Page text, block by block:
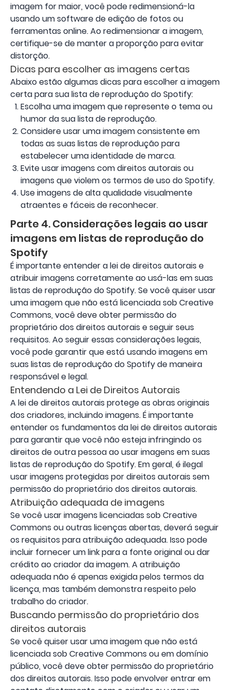
imagem for maior, você pode redimensioná-la
usando um software de edição de fotos ou
ferramentas online. Ao redimensionar a imagem,
certifique-se de manter a proporção para evitar
distorção.
Dicas para escolher as imagens certas
Abaixo estão algumas dicas para escolher a imagem
certa para sua lista de reprodução do Spotify:
Escolha uma imagem que represente o tema ou
humor da sua lista de reprodução.
Considere usar uma imagem consistente em
todas as suas listas de reprodução para
estabelecer uma identidade de marca.
Evite usar imagens com direitos autorais ou
imagens que violem os termos de uso do Spotify.
Use imagens de alta qualidade visualmente
atraentes e fáceis de reconhecer.
Parte 4. Considerações legais ao usar
imagens em listas de reprodução do
Spotify
É importante entender a lei de direitos autorais e
atribuir imagens corretamente ao usá-las em suas
listas de reprodução do Spotify. Se você quiser usar
uma imagem que não está licenciada sob Creative
Commons, você deve obter permissão do
proprietário dos direitos autorais e seguir seus
requisitos. Ao seguir essas considerações legais,
você pode garantir que está usando imagens em
suas listas de reprodução do Spotify de maneira
responsável e legal.
Entendendo a Lei de Direitos Autorais
A lei de direitos autorais protege as obras originais
dos criadores, incluindo imagens. É importante
entender os fundamentos da lei de direitos autorais
para garantir que você não esteja infringindo os
direitos de outra pessoa ao usar imagens em suas
listas de reprodução do Spotify. Em geral, é ilegal
usar imagens protegidas por direitos autorais sem
permissão do proprietário dos direitos autorais.
Atribuição adequada de imagens
Se você usar imagens licenciadas sob Creative
Commons ou outras licenças abertas, deverá seguir
os requisitos para atribuição adequada. Isso pode
incluir fornecer um link para a fonte original ou dar
crédito ao criador da imagem. A atribuição
adequada não é apenas exigida pelos termos da
licença, mas também demonstra respeito pelo
trabalho do criador.
Buscando permissão do proprietário dos
direitos autorais
Se você quiser usar uma imagem que não está
licenciada sob Creative Commons ou em domínio
público, você deve obter permissão do proprietário
dos direitos autorais. Isso pode envolver entrar em